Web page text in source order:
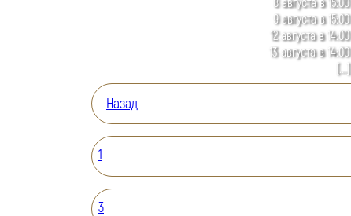
9 августа в 15:00
12 августа в 14:00
13 августа в 14:00
[...]
Назад
1
3